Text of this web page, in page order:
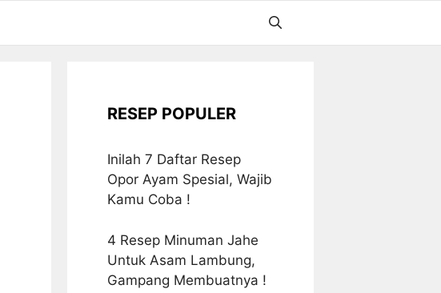
RESEP POPULER
Inilah 7 Daftar Resep
Opor Ayam Spesial, Wajib
Kamu Coba !
4 Resep Minuman Jahe
Untuk Asam Lambung,
Gampang Membuatnya !